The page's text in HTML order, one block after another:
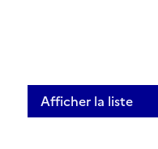
Afficher la liste